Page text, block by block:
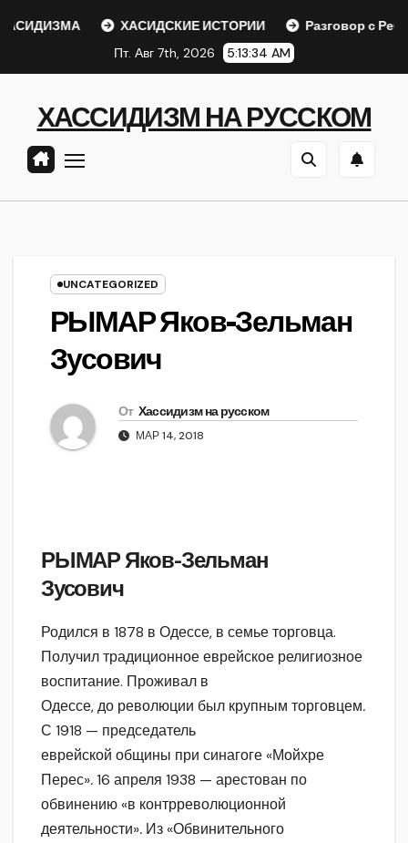
ХАСИДСКИЕ ИСТОРИИ
Разговор с Ребе
Пт. Авг 7th, 2026
5:13:34 AM
ХАССИДИЗМ НА РУССКОМ
UNCATEGORIZED
РЫМАР Яков-Зельман
Зусович
От Хассидизм на русском
МАР 14, 2018
РЫМАР Яков-Зельман
Зусович
Родился в 1878 в Одессе, в семье торговца.
Получил традиционное еврейское религиозное
воспитание. Проживал в
Одессе, до революции был крупным торговцем.
С 1918 — председатель
еврейской общины при синагоге «Мойхре
Перес».16 апреля 1938 — арестован по
обвинению «в контрреволюционной
деятельности». Из «Обвинительного